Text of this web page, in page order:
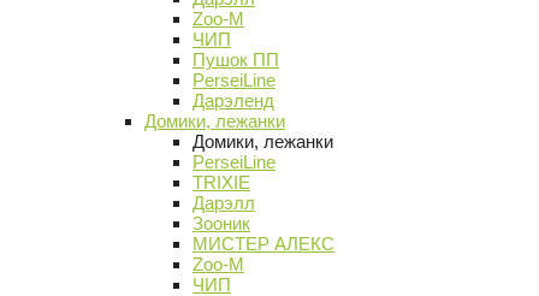
Zoo-M
ЧИП
Пушок ПП
PerseiLine
Дарэленд
Домики, лежанки
Домики, лежанки
PerseiLine
TRIXIE
Дарэлл
Зооник
МИСТЕР АЛЕКС
Zoo-M
ЧИП